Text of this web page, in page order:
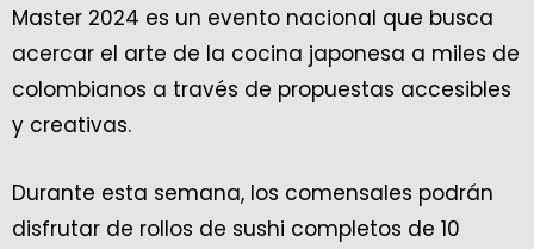
Master 2024 es un evento nacional que busca
acercar el arte de la cocina japonesa a miles de
colombianos a través de propuestas accesibles
y creativas.
Durante esta semana, los comensales podrán
disfrutar de rollos de sushi completos de 10